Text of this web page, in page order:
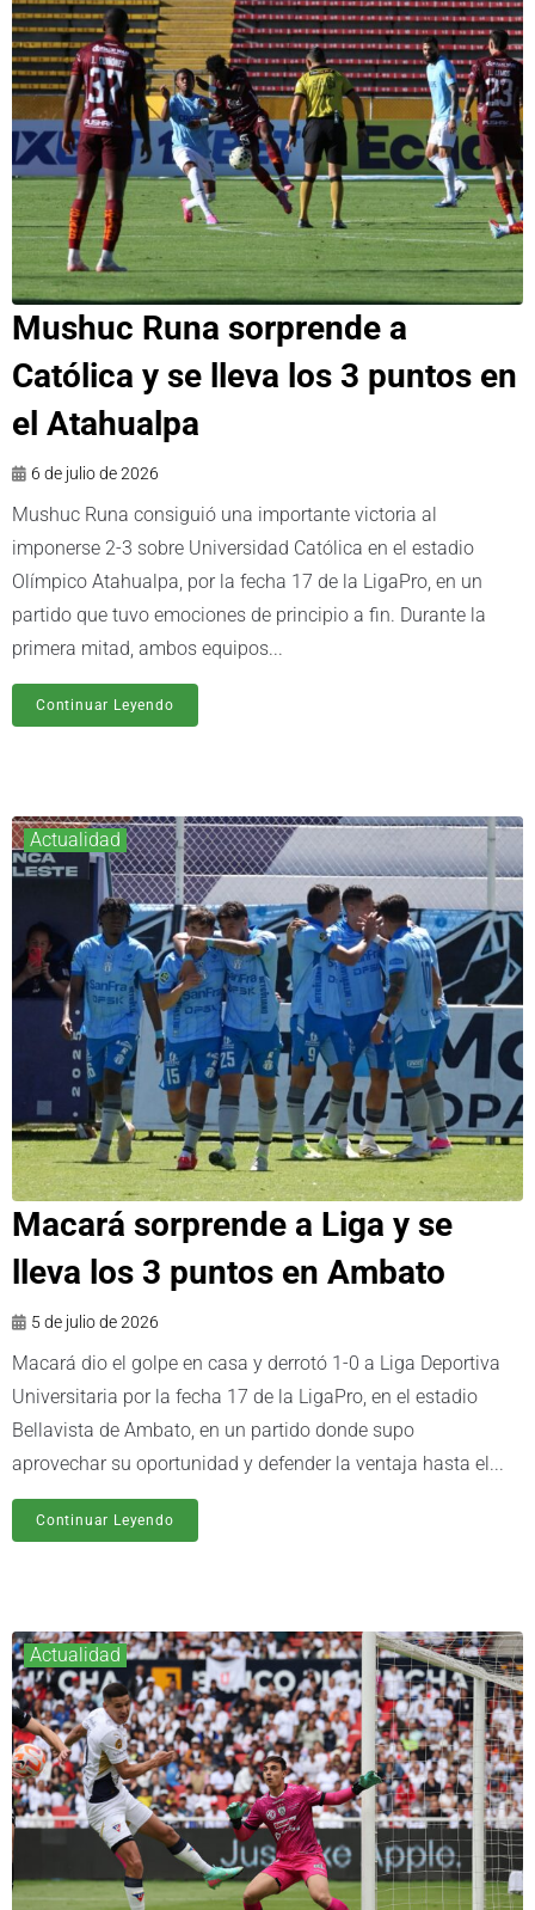
Mushuc Runa sorprende a
Católica y se lleva los 3 puntos en
el Atahualpa
6 de julio de 2026
Mushuc Runa consiguió una importante victoria al
imponerse 2-3 sobre Universidad Católica en el estadio
Olímpico Atahualpa, por la fecha 17 de la LigaPro, en un
partido que tuvo emociones de principio a fin. Durante la
primera mitad, ambos equipos...
Continuar Leyendo
Actualidad
Macará sorprende a Liga y se
lleva los 3 puntos en Ambato
5 de julio de 2026
Macará dio el golpe en casa y derrotó 1-0 a Liga Deportiva
Universitaria por la fecha 17 de la LigaPro, en el estadio
Bellavista de Ambato, en un partido donde supo
aprovechar su oportunidad y defender la ventaja hasta el...
Continuar Leyendo
Actualidad